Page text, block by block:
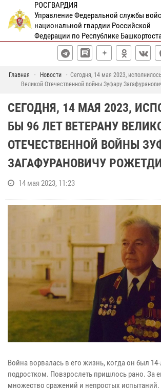
РОСГВАРДИЯ
Управление Федеральной службы
национальной гвардии Российской
Федерации по Республике
Главная Новости
Сегодня, 14 мая 2023,
Великой Отечественной войны Зуфару
СЕГОДНЯ, 14 МАЯ 2023,
БЫ 96 ЛЕТ ВЕТЕРАНУ
ОТЕЧЕСТВЕННОЙ ВОЙНЫ
ЗАГАФУРАНОВИЧУ
14 мая 2023, 11:23
Война ворвалась в его жизнь, когда он был
подростком. Повзрослеть пришлось рано. За
множество сражений и непростых